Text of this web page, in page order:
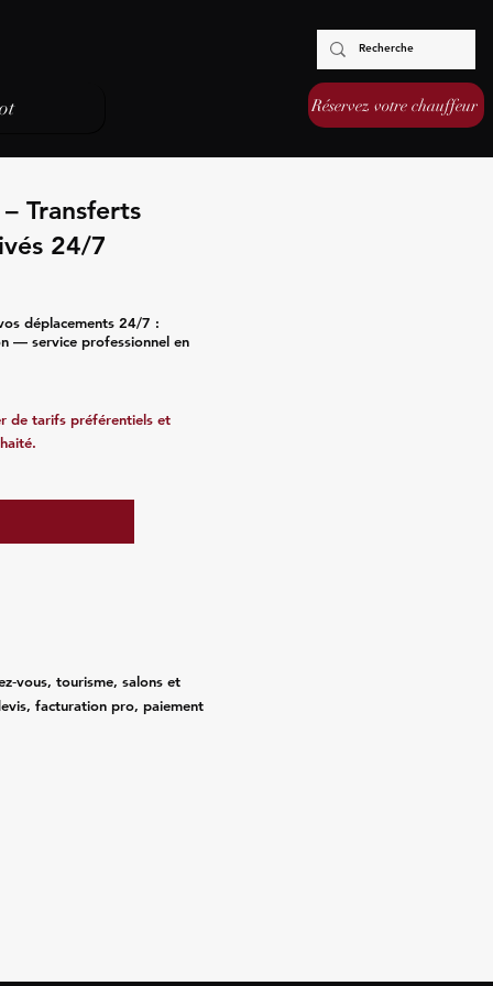
Réservez votre chauffeur
Transferts
24/7
déplacements 24/7 :
— service professionnel en
de tarifs préférentiels et
tourisme, salons et
facturation pro, paiement